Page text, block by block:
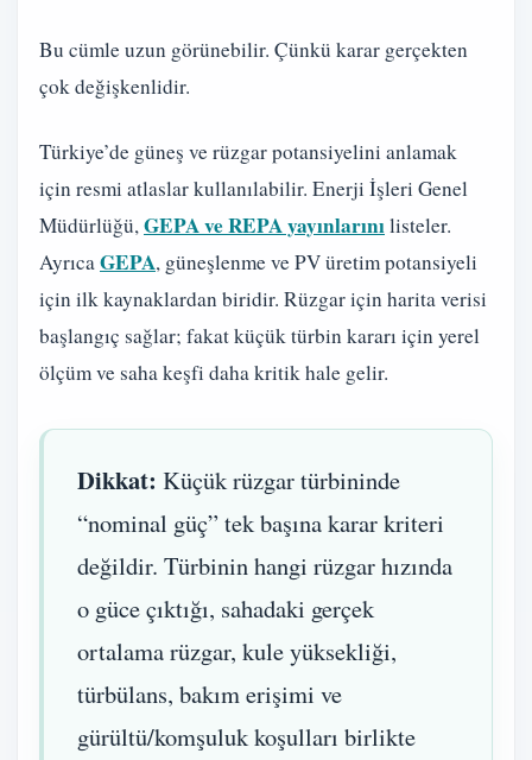
Bu cümle uzun görünebilir. Çünkü karar gerçekten
çok değişkenlidir.
Türkiye’de güneş ve rüzgar potansiyelini anlamak
için resmi atlaslar kullanılabilir. Enerji İşleri Genel
Müdürlüğü,GEPA ve REPA yayınlarınılisteler.
AyrıcaGEPA, güneşlenme ve PV üretim potansiyeli
için ilk kaynaklardan biridir. Rüzgar için harita verisi
başlangıç sağlar; fakat küçük türbin kararı için yerel
ölçüm ve saha keşfi daha kritik hale gelir.
Dikkat: Küçük rüzgar türbininde
“nominal güç” tek başına karar kriteri
değildir. Türbinin hangi rüzgar hızında
o güce çıktığı, sahadaki gerçek
ortalama rüzgar, kule yüksekliği,
türbülans, bakım erişimi ve
gürültü/komşuluk koşulları birlikte